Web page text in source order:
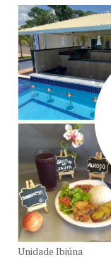
Unidade Ibiúna